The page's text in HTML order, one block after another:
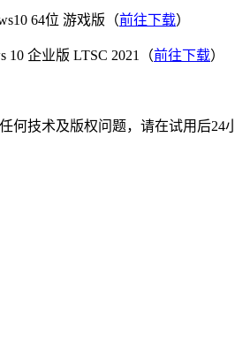
64位 游戏版（前往下载）
企业版 LTSC 2021（前往下载）
技术及版权问题，请在试用后24